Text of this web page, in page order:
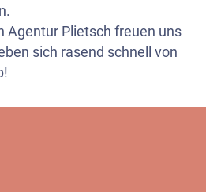
Agentur Plietsch freuen uns
sich rasend schnell von